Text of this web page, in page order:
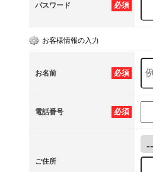
必須
パスワード
お客様情報の入力
必須
お名前
必須
電話番号
ご住所